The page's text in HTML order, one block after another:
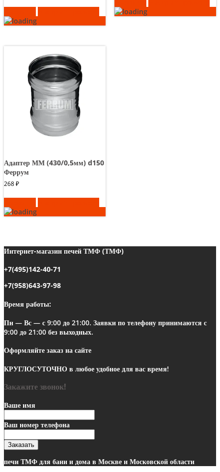
Адаптер ММ (430/0,5мм) d150
Феррум
268₽
Интернет-магазин печей ТМФ (ТМФ)
+7(495)142-40-71
+7(958)643-97-98
Время работы:
Пн — Вс — с 9:00 до 21:00. Заявки по телефону принимаются с
9:00 до 21:00 без выходных.
Оформляйте заказ на сайте
КРУГЛОСУТОЧНО в любое удобное для вас время!
Закажите звонок!
Ваше имя
Ваш номер телефона
Заказать
печи ТМФ для бани и дома в Москве и Московской области